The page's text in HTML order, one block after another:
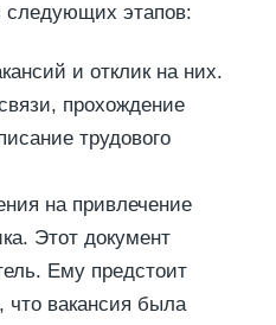
следующих этапов:
и отклик на них.
прохождение
трудового
на привлечение
Этот документ
Ему предстоит
что вакансия была